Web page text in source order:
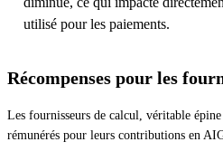
utilisé pour les paiements.
Récompenses pour les
Les fournisseurs de calcul, véritable
rémunérés pour leurs contributions en